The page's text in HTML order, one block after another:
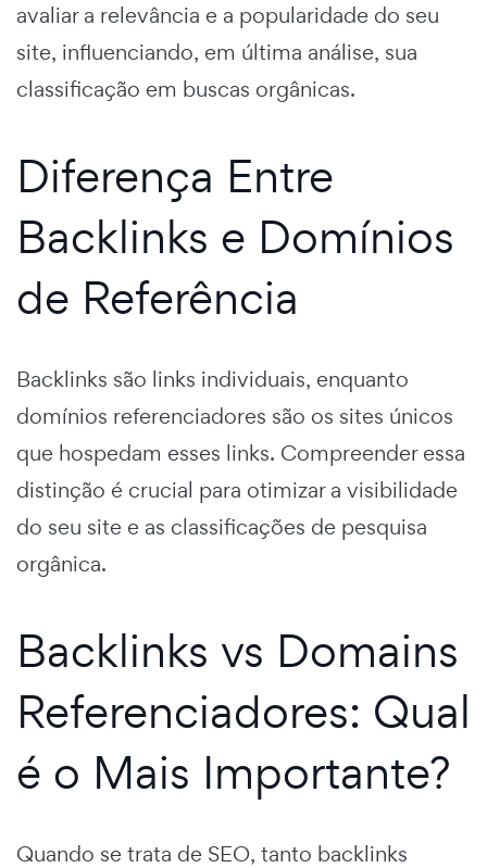
avaliar a relevância e a popularidade do seu
site, influenciando, em última análise, sua
classificação em buscas orgânicas.
Diferença Entre
Backlinks e Domínios
de Referência
Backlinks são links individuais, enquanto
domínios referenciadores são os sites únicos
que hospedam esses links. Compreender essa
distinção é crucial para otimizar a visibilidade
do seu site e as classificações de pesquisa
orgânica.
Backlinks vs Domains
Referenciadores: Qual
é o Mais Importante?
Quando se trata de SEO, tanto backlinks